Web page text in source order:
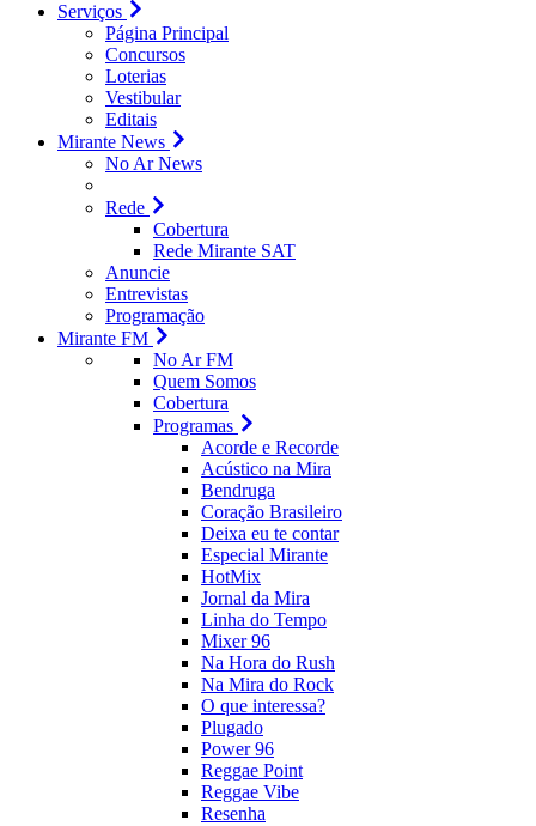
Serviços
Página Principal
Concursos
Loterias
Vestibular
Editais
Mirante News
No Ar News
Rede
Cobertura
Rede Mirante SAT
Anuncie
Entrevistas
Programação
Mirante FM
No Ar FM
Quem Somos
Cobertura
Programas
Acorde e Recorde
Acústico na Mira
Bendruga
Coração Brasileiro
Deixa eu te contar
Especial Mirante
HotMix
Jornal da Mira
Linha do Tempo
Mixer 96
Na Hora do Rush
Na Mira do Rock
O que interessa?
Plugado
Power 96
Reggae Point
Reggae Vibe
Resenha